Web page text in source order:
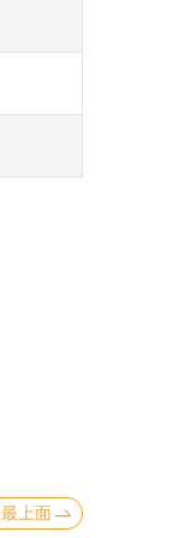
上面